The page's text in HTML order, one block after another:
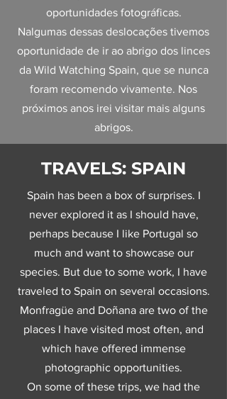
oportunidades fotográficas.
Nalgumas dessas deslocações tivemos
oportunidade de ir ao abrigo dos linces
da Wild Watching Spain, que se nunca
foram recomendo vivamente. Nos
próximos anos irei visitar mais alguns
abrigos.
TRAVELS: SPAIN
Spain has been a box of surprises. I
never explored it as I should have,
perhaps because I like Portugal so
much and want to showcase our
species. But due to some work, I have
traveled to Spain on several occasions.
Monfragüe and Doñana are two of the
places I have visited most often, and
which have offered immense
photographic opportunities.
On some of these trips, we had the